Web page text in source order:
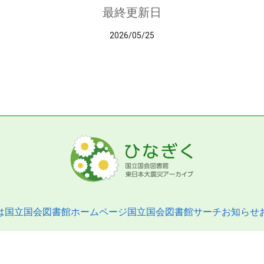
最終更新日
2026/05/25
国立国会図書館ホームページ国立国会図書館サーチお知らせ